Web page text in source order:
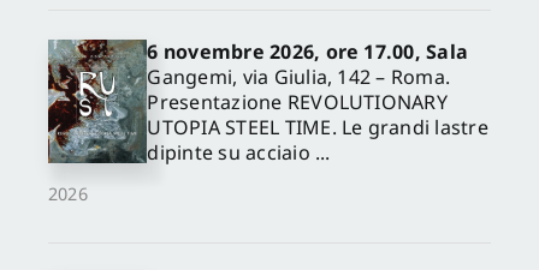
2026
6 novembre 2026, ore 17.00, Sala
Gangemi, via Giulia, 142 – Roma.
Presentazione REVOLUTIONARY
UTOPIA STEEL TIME. Le grandi lastre
dipinte su acciaio ...